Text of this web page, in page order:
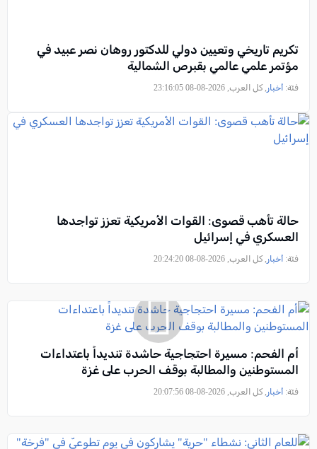
تكريم تاريخي وتعيين دولي للدكتور روهان نصر عبيد في
مؤتمر علمي عالمي بقبرص الشمالية
فئة: أخبار , كل العرب, 2026-08-08 23:16:05
حالة تأهب قصوى: القوات الأمريكية تعزز تواجدها
العسكري في إسرائيل
فئة: أخبار , كل العرب, 2026-08-08 20:24:20
أم الفحم: مسيرة احتجاجية حاشدة تنديداً باعتداءات
المستوطنين والمطالبة بوقف الحرب على غزة
فئة: أخبار , كل العرب, 2026-08-08 20:07:56